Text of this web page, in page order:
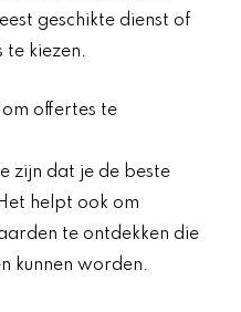
geschikte dienst of
te kiezen.
offertes te
zijn dat je de beste
helpt ook om
te ontdekken die
kunnen worden.